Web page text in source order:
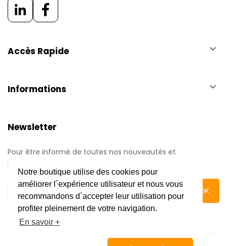
Notre boutique utilise des cookies pour
améliorer l´expérience utilisateur et nous vous
recommandons d´accepter leur utilisation pour
profiter pleinement de votre navigation.
En savoir +
Accès Rapide keyboard_arrow_down
Informations keyboard_arrow_down
Newsletter
Pour être informé de toutes nos nouveautés et
promotions.